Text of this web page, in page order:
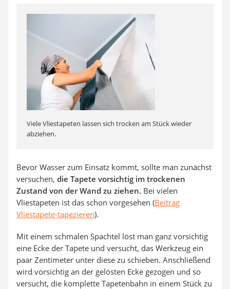
Viele Vliestapeten lassen sich trocken am Stück wieder
abziehen.
Bevor Wasser zum Einsatz kommt, sollte man zunächst
versuchen, die Tapete vorsichtig im trockenen
Zustand von der Wand zu ziehen. Bei vielen
Vliestapeten ist das schon vorgesehen (Beitrag
Vliestapete-tapezieren).
Mit einem schmalen Spachtel löst man ganz vorsichtig
eine Ecke der Tapete und versucht, das Werkzeug ein
paar Zentimeter unter diese zu schieben. Anschließend
wird vorsichtig an der gelösten Ecke gezogen und so
versucht, die komplette Tapetenbahn in einem Stück zu